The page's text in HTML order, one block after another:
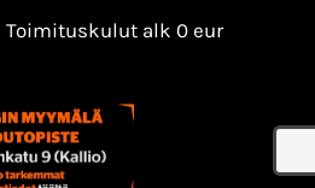
Toimituskulut alk 0 eur